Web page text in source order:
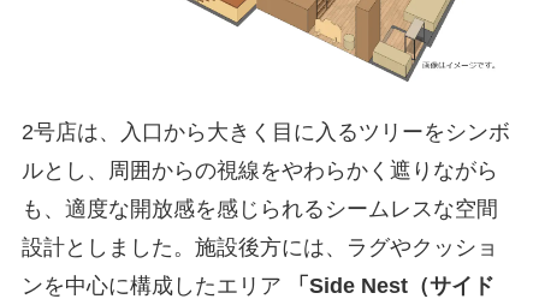
2号店は、入口から大きく目に入るツリーをシンボ
ルとし、周囲からの視線をやわらかく遮りながら
も、適度な開放感を感じられるシームレスな空間
設計としました。施設後方には、ラグやクッショ
ンを中心に構成したエリア
「Side Nest（サイド